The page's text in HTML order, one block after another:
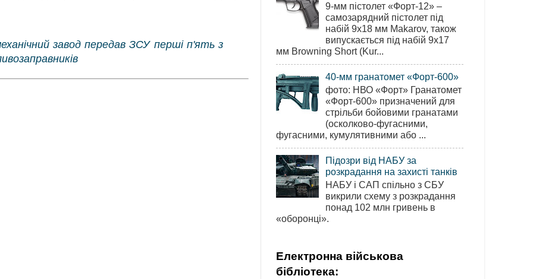
завод передав ЗСУ перші п'ять з
9-мм пістолет «Форт-12» –
самозарядний пістолет під
набій 9х18 мм Makarov, також
випускається під набій 9х17
мм Browning Short (Kur...
40-мм гранатомет «Форт-600»
фото: НВО «Форт» Гранатомет
«Форт-600» призначений для
стрільби бойовими гранатами
(осколково-фугасними,
фугасними, кумулятивними або ...
Підозри від НАБУ за
розкрадання на захисті танків
НАБУ і САП спільно з СБУ
викрили схему з розкрадання
понад 102 млн гривень в
«оборонці».
Електронна військова
бібліотека: